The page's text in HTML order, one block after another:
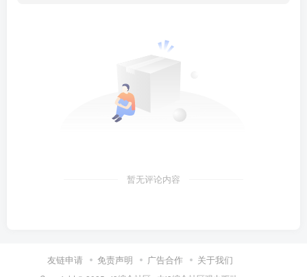
暂无评论内容
友链申请 免责声明 广告合作 关于我们